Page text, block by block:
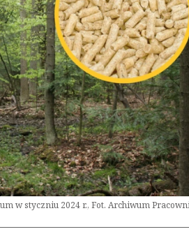
w styczniu 2024 r., Fot. Archiwum